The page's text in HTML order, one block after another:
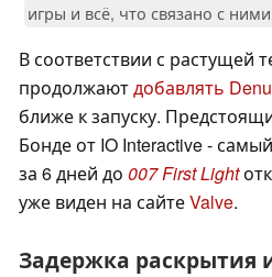
игры и всё, что связано с ними
В соответствии с растущей
продолжаютдобавлять
ближе к запуску.
Бонде от IO Interactive -
за 6 дней до 007 First Light
уже виден на сайтеValve.
Задержка